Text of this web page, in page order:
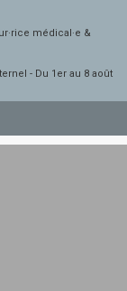
médical·e &
- Du 1er au 8 août